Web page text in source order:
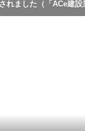
れました（「ACe建設